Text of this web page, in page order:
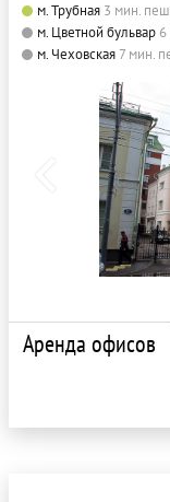
м. Трубная 3 мин.
м. Цветной бульвар
м. Чеховская 7 мин.
Аренда офисов